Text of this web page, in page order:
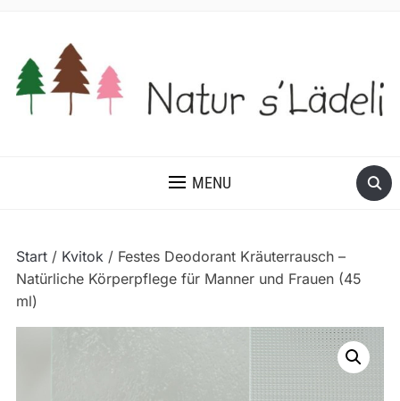
MENU
Start/ Kvitok/ Festes Deodorant Kräuterrausch –
Natürliche Körperpflege für Manner und Frauen (45
ml)